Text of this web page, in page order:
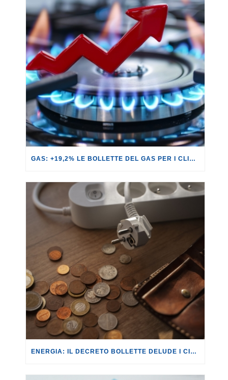
GAS: +19,2% LE BOLLETTE DEL GAS PER I CLIENTI IN SERVIZIO DI VULNERABILITÀ.
ENERGIA: IL DECRETO BOLLETTE DELUDE I CITTADINI, ANCHE NELLA SUA CONVERSIONE IN LEGGE.